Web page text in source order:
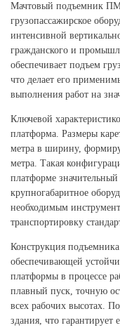
Мачтовый подъемник
грузопассажирское
интенсивной
гражданского и
обеспечивает подъем
что делает его
выполнения работ на
Ключевой
платформа. Размеры
метра в ширину,
метра. Такая
платформе
крупногабаритное
необходимым
транспортировку
Конструкция
обеспечивающей
платформы в процессе
плавный пуск, точную
всех рабочих высотах.
здания, что гарантирует